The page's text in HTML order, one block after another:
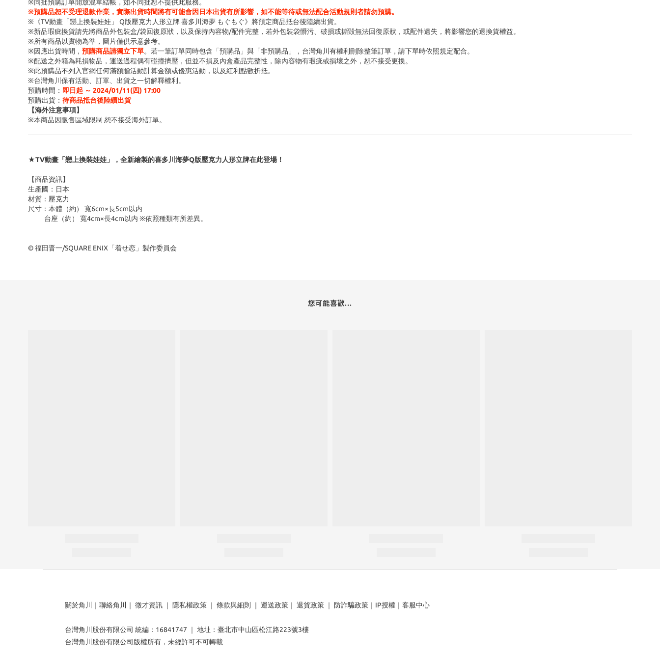
※同批預購訂單開放混單結帳，如不同批恕不提供此服務。
※預購品恕不受理退款作業，實際出貨時間將有可能會因日本出貨有所影響，如不能等待或無法配合活動規則者請勿預購。
※《TV動畫「戀上換裝娃娃」 Q版壓克力人形立牌 喜多川海夢 もぐもぐ》將預定商品抵台後陸續出貨。
※新品瑕疵換貨請先將商品外包裝盒/袋回復原狀，以及保持內容物/配件完整，若外包裝袋髒污、破損或撕毀無法回復原狀，或配件遺失，將影響您的退換貨權益。
※所有商品以實物為準，圖片僅供示意參考。
※因應出貨時間， 預購商品請獨立下單。若一筆訂單同時包含「預購品」與「非預購品」，台灣角川有權利刪除整筆訂單，請下單時依照規定配合。
※配送之外箱為耗損物品，運送過程偶有碰撞擠壓，但並不損及內盒產品完整性，除內容物有瑕疵或損壞之外，恕不接受更換。
※此預購品不列入官網任何滿額贈活動計算金額或優惠活動 ，以及紅利點數折抵。
※台灣角川保有活動、訂單、出貨之一切解釋權利。
預購時間 ： 即日起 ～ 2024/01/11(四) 17:00
預購出貨： 待商品抵台後陸續出貨
【海外注意事項】
※本商品因販售區域限制 恕不接受海外訂單。
★TV動畫「戀上換裝娃娃」，全新繪製的喜多川海夢Q版壓克力人形立牌在此登場！
【商品資訊】
生產國：日本
材質 ：壓克力
尺寸 ：本體（約） 寬6cm×長5cm以内
台座（約） 寬4cm×長4cm以内 ※依照種類有所差異。
© 福田晋一/SQUARE ENIX「着せ恋」製作委員会
您可能喜歡...
關於角川 ｜ 聯絡角川 ｜ 徵才資訊 ｜ 隱私權政策 ｜ 條款與細則 ｜ 運送政策 ｜ 退貨政策 ｜ 防詐騙政策 ｜ IP授權 ｜ 客服中心
台灣角川股份有限公司 統編：16841747 ｜ 地址：臺北市中山區松江路223號3樓
台灣角川股份有限公司版權所有，未經許可不可轉載